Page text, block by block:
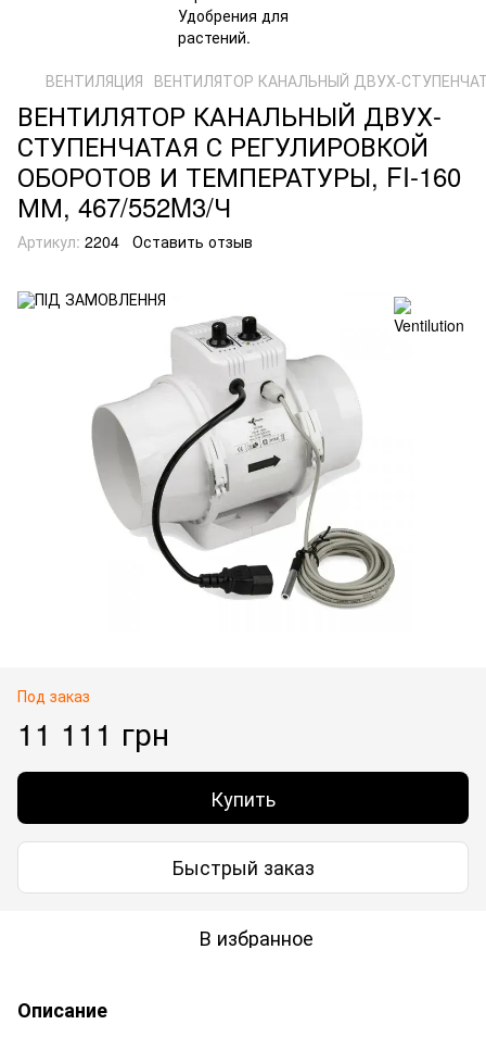
ВЕНТИЛЯЦИЯ ВЕНТИЛЯТОР КАНАЛЬНЫЙ ДВУХ-
ВЕНТИЛЯТОР КАНАЛЬНЫЙ ДВУХ-
СТУПЕНЧАТАЯ С РЕГУЛИРОВКОЙ
ОБОРОТОВ И ТЕМПЕРАТУРЫ, FI-160
ММ, 467/552M3/Ч
Артикул: 2204 Оставить отзыв
Под заказ
11 111 грн
Купить
Быстрый заказ
В избранное
Описание